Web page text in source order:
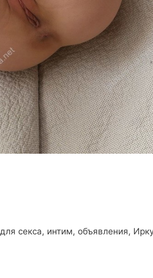
секса, интим, объявления,